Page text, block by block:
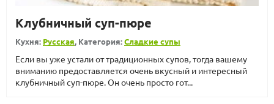
Клубничный суп-пюре
Кухня: Русская, Категория:Сладкие супы
Если вы уже устали от традиционных супов, тогда вашему
вниманию предоставляется очень вкусный и интересный
клубничный суп-пюре. Он очень просто гот...